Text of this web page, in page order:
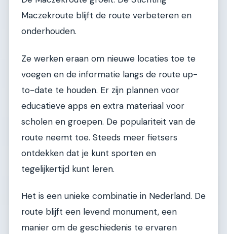
Maczekroute blijft de route verbeteren en
onderhouden.
Ze werken eraan om nieuwe locaties toe te
voegen en de informatie langs de route up-
to-date te houden. Er zijn plannen voor
educatieve apps en extra materiaal voor
scholen en groepen. De populariteit van de
route neemt toe. Steeds meer fietsers
ontdekken dat je kunt sporten en
tegelijkertijd kunt leren.
Het is een unieke combinatie in Nederland. De
route blijft een levend monument, een
manier om de geschiedenis te ervaren